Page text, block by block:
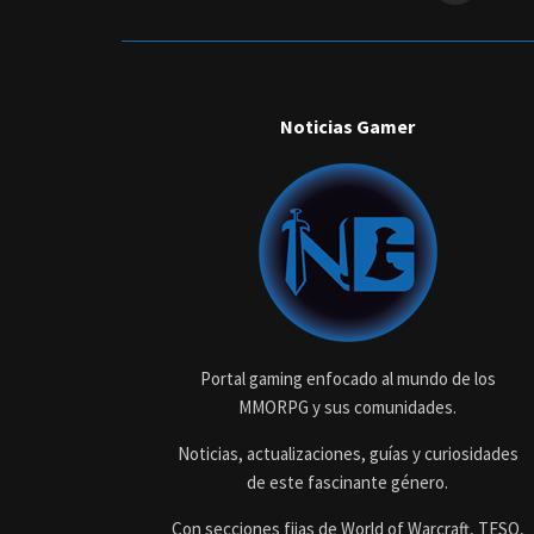
Noticias Gamer
Portal gaming enfocado al mundo de los
MMORPG y sus comunidades.
Noticias, actualizaciones, guías y curiosidades
de este fascinante género.
Con secciones fijas de World of Warcraft, TESO,